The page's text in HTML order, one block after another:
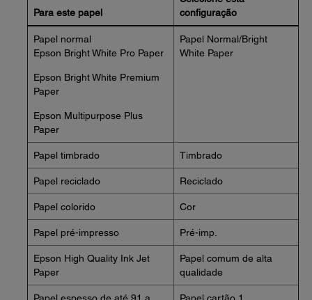
Para este papel
configuração
Papel normal
Epson Bright White Pro Paper
Epson Bright White Premium
Paper
Epson Multipurpose Plus
Paper
Papel Normal/Bright
White Paper
Papel timbrado Timbrado
Papel reciclado Reciclado
Papel colorido Cor
Papel pré-impresso Pré-imp.
Epson High Quality Ink Jet
Paper
Papel comum de alta
qualidade